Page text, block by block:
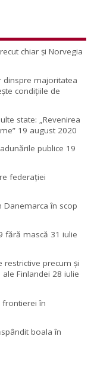
chiar și Norvegia
dinspre majoritatea
condițiile de
state: „Revenirea
19 august 2020
publice 19
federației
Danemarca în scop
fără mască 31 iulie
restrictive precum și
Finlandei 28 iulie
frontierei în
boala în